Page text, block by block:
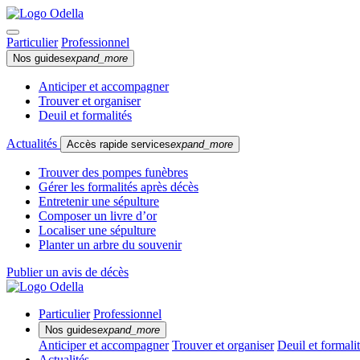
Particulier Professionnel
Nos guidesexpand_more
Anticiper et accompagner
Trouver et organiser
Deuil et formalités
Actualités Accès rapide servicesexpand_more
Trouver des pompes funèbres
Gérer les formalités après décès
Entretenir une sépulture
Composer un livre d’or
Localiser une sépulture
Planter un arbre du souvenir
Publier un avis de décès
Particulier Professionnel
Nos guidesexpand_more
Anticiper et accompagner Trouver et organiser Deuil et